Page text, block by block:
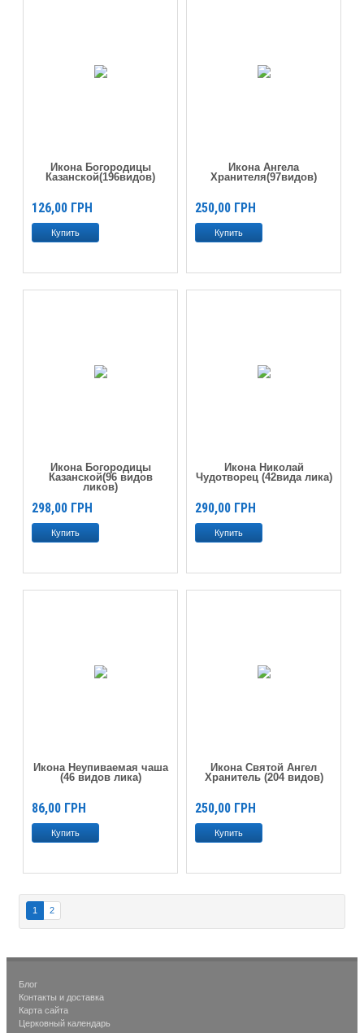
Икона Богородицы
Казанской(196видов)
126,00 ГРН
Икона Ангела
Хранителя(97видов)
250,00 ГРН
Икона Богородицы
Казанской(96 видов
ликов)
298,00 ГРН
Икона Николай
Чудотворец (42вида лика)
290,00 ГРН
Икона Неупиваемая чаша
(46 видов лика)
86,00 ГРН
Икона Святой Ангел
Хранитель (204 видов)
250,00 ГРН
1 2
Блог
Контакты и доставка
Карта сайта
Церковный календарь